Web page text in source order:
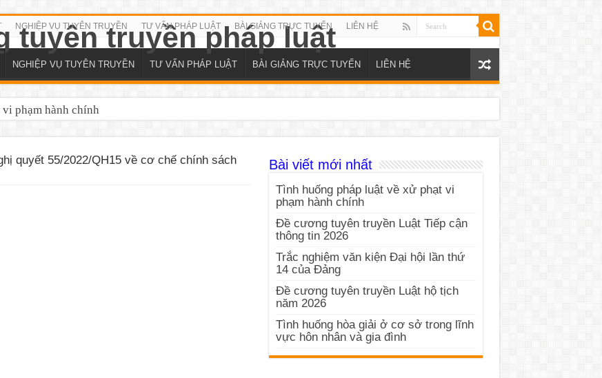
NGHIỆP VỤ TUYÊN TRUYỀN TƯ VẤN PHÁP LUẬT BÀI GIẢNG TRỰC TUYẾN LIÊN HỆ
NGHIỆP VỤ TUYÊN TRUYỀN TƯ VẤN PHÁP LUẬT BÀI GIẢNG TRỰC TUYẾN LIÊN HỆ
phạm hành chính
quyết 55/2022/QH15 về cơ chế chính sách
Bài viết mới nhất
Tình huống pháp luật về xử phạt vi
phạm hành chính
Đề cương tuyên truyền Luật Tiếp cận
thông tin 2026
Trắc nghiệm văn kiện Đại hội lần thứ
14 của Đảng
Đề cương tuyên truyền Luật hộ tịch
năm 2026
Tình huống hòa giải ở cơ sở trong lĩnh
vực hôn nhân và gia đình